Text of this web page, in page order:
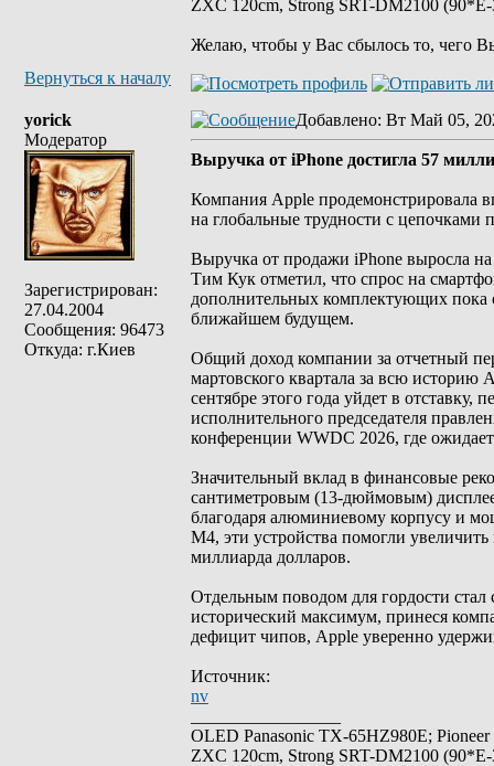
ZXC 120cm, Strong SRT-DM2100
Желаю, чтобы у Вас сбылось то, чего
Вернуться к началу
yorick
Модератор
Зарегистрирован:
27.04.2004
Сообщения: 96473
Откуда: г.Киев
Добавлено: Вт Май 05,
Выручка от iPhone достигла 57
Компания Apple продемонстрировала
на глобальные трудности с цепочками
Выручка от продажи iPhone выросла
Тим Кук отметил, что спрос на
дополнительных комплектующих пока
ближайшем будущем.
Общий доход компании за отчетный
мартовского квартала за всю
сентябре этого года уйдет в
исполнительного председателя
конференции WWDC 2026, где
Значительный вклад в финансовые
сантиметровым (13-дюймовым)
благодаря алюминиевому корпусу и
M4, эти устройства помогли
миллиарда долларов.
Отдельным поводом для гордости
исторический максимум, принеся
дефицит чипов, Apple уверенно
Источник:
nv
OLED Panasonic TX-65HZ980E;
ZXC 120cm, Strong SRT-DM2100